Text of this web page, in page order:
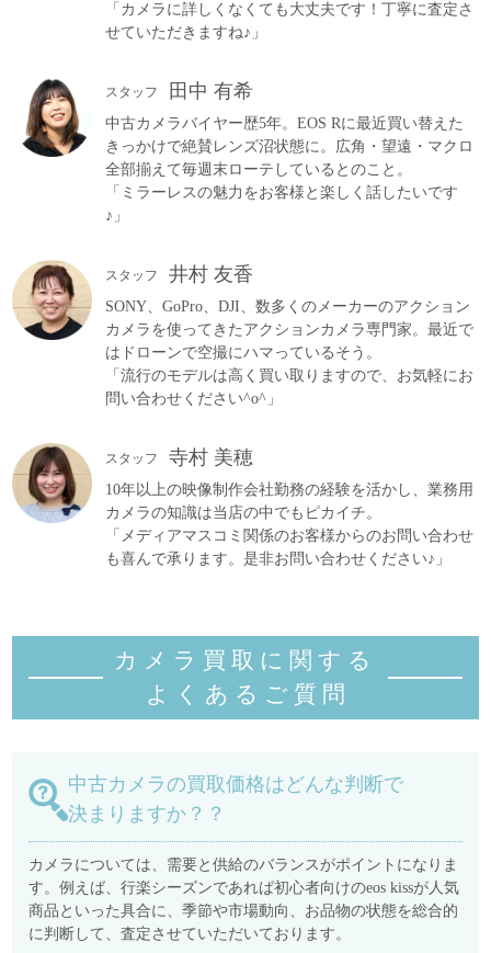
「カメラに詳しくなくても大丈夫です！丁寧に査定さ
せていただきますね♪」
スタッフ 田中 有希
中古カメラバイヤー歴5年。EOS Rに最近買い替えた
きっかけで絶賛レンズ沼状態に。広角・望遠・マクロ
全部揃えて毎週末ローテしているとのこと。
「ミラーレスの魅力をお客様と楽しく話したいです
♪」
スタッフ 井村 友香
SONY、GoPro、DJI、数多くのメーカーのアクション
カメラを使ってきたアクションカメラ専門家。最近で
はドローンで空撮にハマっているそう。
「流行のモデルは高く買い取りますので、お気軽にお
問い合わせください^o^」
スタッフ 寺村 美穂
10年以上の映像制作会社勤務の経験を活かし、業務用
カメラの知識は当店の中でもピカイチ。
「メディアマスコミ関係のお客様からのお問い合わせ
も喜んで承ります。是非お問い合わせください♪」
カメラ買取に関する
よくあるご質 問
中古カメラの買取価格はどんな判断で
決まりますか？？
カメラについては、需要と供給のバランスがポイントになりま
す。例えば、行楽シーズンであれば初心者向けのeos kissが人気
商品といった具合に、季節や市場動向、お品物の状態を総合的
に判断して、査定させていただいております。